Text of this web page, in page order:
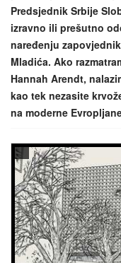
o
n
Predsjednik Srbije
izravno ili prešutno
naređenju
Mladića. Ako
Hannah Arendt,
kao tek nezasite
na moderne